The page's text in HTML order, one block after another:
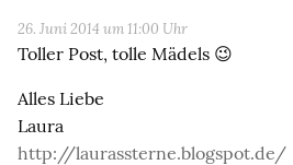
26. Juni 2014 um 11:00 Uhr
Toller Post, tolle Mädels 😉
Alles Liebe
Laura
http://laurassterne.blogspot.de/